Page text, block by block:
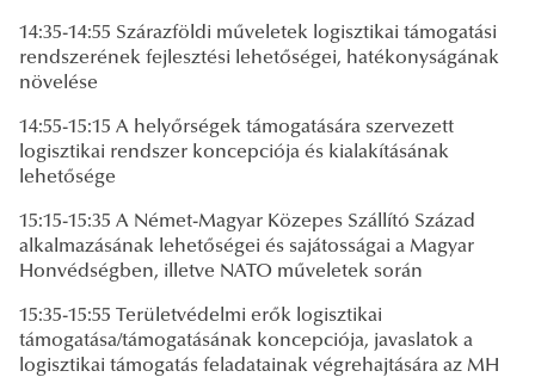
14:35-14:55 Szárazföldi műveletek logisztikai támogatási
rendszerének fejlesztési lehetőségei, hatékonyságának
növelése
14:55-15:15 A helyőrségek támogatására szervezett
logisztikai rendszer koncepciója és kialakításának
lehetősége
15:15-15:35 A Német-Magyar Közepes Szállító Század
alkalmazásának lehetőségei és sajátosságai a Magyar
Honvédségben, illetve NATO műveletek során
15:35-15:55 Területvédelmi erők logisztikai
támogatása/támogatásának koncepciója, javaslatok a
logisztikai támogatás feladatainak végrehajtására az MH